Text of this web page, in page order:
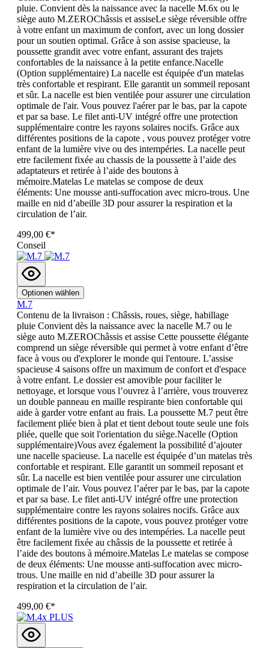
pluie. Convient dès la naissance avec la nacelle M.6x ou le
siège auto M.ZEROChâssis et assiseLe siège réversible offre
à votre enfant un maximum de confort, avec un long dossier
pour un soutien optimal. Grâce à son assise spacieuse, la
poussette grandit avec votre enfant, assurant des trajets
confortables de la naissance à la petite enfance.Nacelle
(Option supplémentaire) La nacelle est équipée d'un matelas
très confortable et respirant. Elle garantit un sommeil reposant
et sûr. La nacelle est bien ventilée pour assurer une circulation
optimale de l'air. Vous pouvez l'aérer par le bas, par la capote
et par sa base. Le filet anti-UV intégré offre une protection
supplémentaire contre les rayons solaires nocifs. Grâce aux
différentes positions de la capote , vous pouvez protéger votre
enfant de la lumière vive ou des intempéries. La nacelle peut
etre facilement fixée au chassis de la poussette à l’aide des
adaptateurs et retirée à l’aide des boutons à
mémoire.Matelas Le matelas se compose de deux
éléments: Une mousse anti-suffocation avec micro-trous. Une
maille en nid d’abeille 3D pour assurer la respiration et la
circulation de l’air.
499,00 €*
Conseil
Optionen wählen
M.7
Contenu de la livraison : Châssis, roues, siège, habillage
pluie Convient dès la naissance avec la nacelle M.7 ou le
siège auto M.ZEROChâssis et assise Cette poussette élégante
comprend un siège réversible qui permet à votre enfant d’être
face à vous ou d'explorer le monde qui l'entoure. L’assise
spacieuse 4 saisons offre un maximum de confort et d'espace
à votre enfant. Le dossier est amovible pour faciliter le
nettoyage, et lorsque vous l’ouvrez à l’arrière, vous trouverez
un double panneau en maille respirante bien confortable qui
aide à garder votre enfant au frais. La poussette M.7 peut être
facilement pliée bien à plat et tient debout toute seule une fois
pliée, quelle que soit l'orientation du siège.Nacelle (Option
supplémentaire)Vous avez également la possibilité d’ajouter
une nacelle spacieuse. La nacelle est équipée d’un matelas très
confortable et respirant. Elle garantit un sommeil reposant et
sûr. La nacelle est bien ventilée pour assurer une circulation
optimale de l’air. Vous pouvez l’aérer par le bas, par la capote
et par sa base. Le filet anti-UV intégré offre une protection
supplémentaire contre les rayons solaires nocifs. Grâce aux
différentes positions de la capote, vous pouvez protéger votre
enfant de la lumière vive ou des intempéries. La nacelle peut
être facilement fixée au châssis de la poussette et retirée à
l’aide des boutons à mémoire.Matelas Le matelas se compose
de deux éléments: Une mousse anti-suffocation avec micro-
trous. Une maille en nid d’abeille 3D pour assurer la
respiration et la circulation de l’air.
499,00 €*